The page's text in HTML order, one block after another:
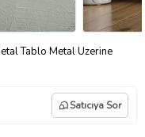
Tablo Metal Üzerine
Satıcıya Sor